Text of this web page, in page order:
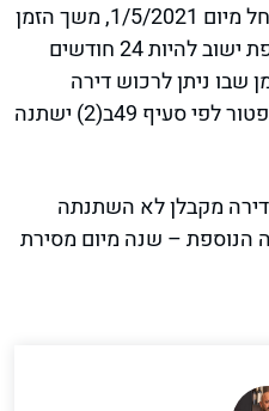
בתום תקופת הוראת השעה, החל מיום 1/5/2021, משך הזמן
שיהיה למכור את הדירה הנוספת ישוב להיות 24 חודשים
שבו ניתן לרכוש דירה
שתהווה דירה חליפית לעניין הפטור לפי סעיף 49ב(2) ישתנה
מקבלן לא השתנתה
הנוספת – שנה מיום מסירת